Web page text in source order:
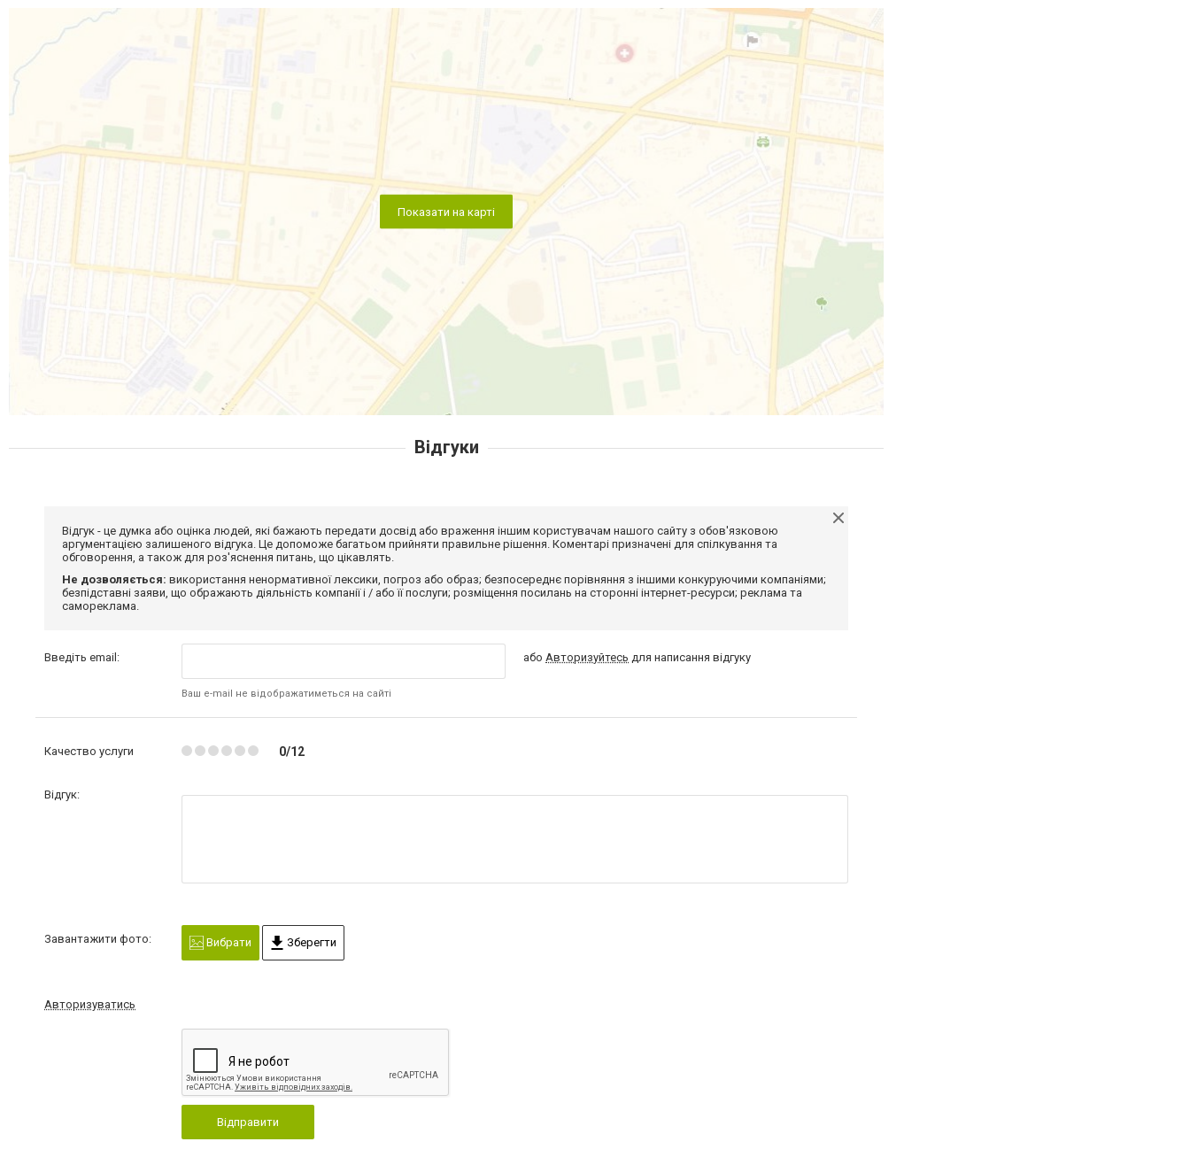
Показати на карті
Відгуки
Відгук - це думка або оцінка людей, які бажають передати досвід або враження іншим користувачам нашого сайту з обов'язковою
аргументацією залишеного відгука. Це допоможе багатьом прийняти правильне рішення. Коментарі призначені для спілкування та
обговорення, а також для роз'яснення питань, що цікавлять.
Не дозволяється: використання ненормативної лексики, погроз або образ; безпосереднє порівняння з іншими конкуруючими компаніями;
безпідставні заяви, що ображають діяльність компанії і / або її послуги; розміщення посилань на сторонні інтернет-ресурси; реклама та
самореклама.
Введіть email:
Ваш e-mail не відображатиметься на сайті
або Авторизуйтесь для написання відгуку
Качество услуги 0/12
Відгук:
Завантажити фото: Вибрати Зберегти
Авторизуватись
Відправити